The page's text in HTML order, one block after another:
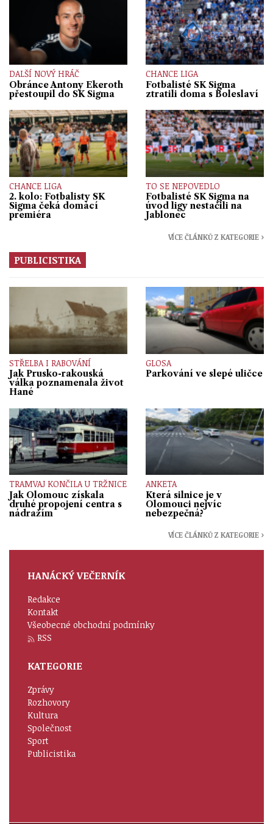
DALŠÍ NOVÝ HRÁČ
Obránce Antony Ekeroth
přestoupil do SK Sigma
CHANCE LIGA
Fotbalisté SK Sigma
ztratili doma s Boleslaví
CHANCE LIGA
2. kolo: Fotbalisty SK
Sigma čeká domácí
premiéra
TO SE NEPOVEDLO
Fotbalisté SK Sigma na
úvod ligy nestačili na
Jablonec
VÍCE ČLÁNKŮ Z KATEGORIE ›
PUBLICISTIKA
STŘELBA I RABOVÁNÍ
Jak Prusko-rakouská
válka poznamenala život
Hané
GLOSA
Parkování ve slepé uličce
TRAMVAJ KONČILA U TRŽNICE
Jak Olomouc získala
druhé propojení centra s
nádražím
ANKETA
Která silnice je v
Olomouci nejvíc
nebezpečná?
VÍCE ČLÁNKŮ Z KATEGORIE ›
HANÁCKÝ VEČERNÍK
Redakce
Kontakt
Všeobecné obchodní podmínky
RSS
KATEGORIE
Zprávy
Rozhovory
Kultura
Společnost
Sport
Publicistika